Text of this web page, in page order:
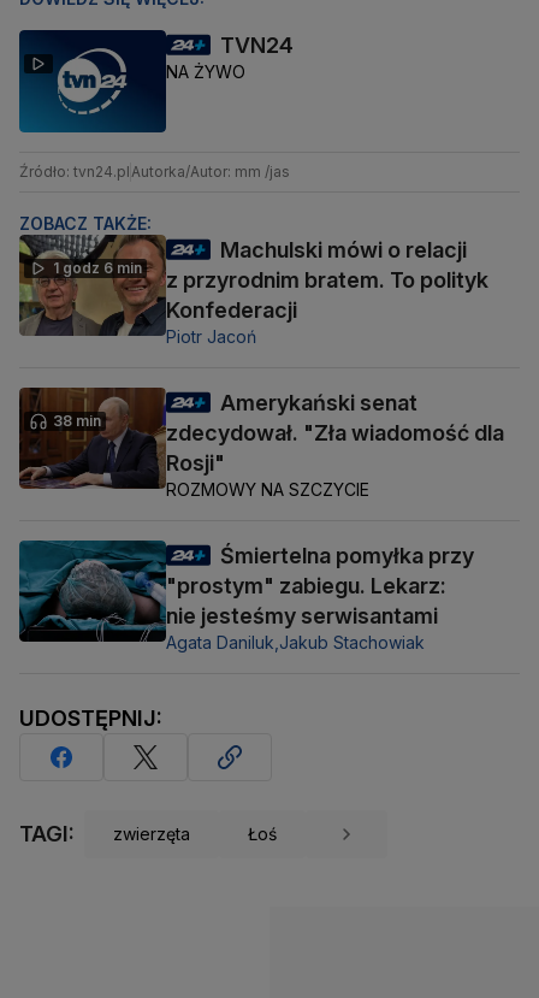
TVN24
NA ŻYWO
Źródło: tvn24.pl Autorka/Autor: mm /jas
ZOBACZ TAKŻE:
1 godz 6 min
Machulski mówi o relacji
z przyrodnim bratem. To polityk
Konfederacji
Piotr Jacoń
38 min
Amerykański senat
zdecydował. "Zła wiadomość dla
Rosji"
ROZMOWY NA SZCZYCIE
Śmiertelna pomyłka przy
"prostym" zabiegu. Lekarz:
nie jesteśmy serwisantami
Agata Daniluk, Jakub Stachowiak
UDOSTĘPNIJ:
TAGI: zwierzęta Łoś